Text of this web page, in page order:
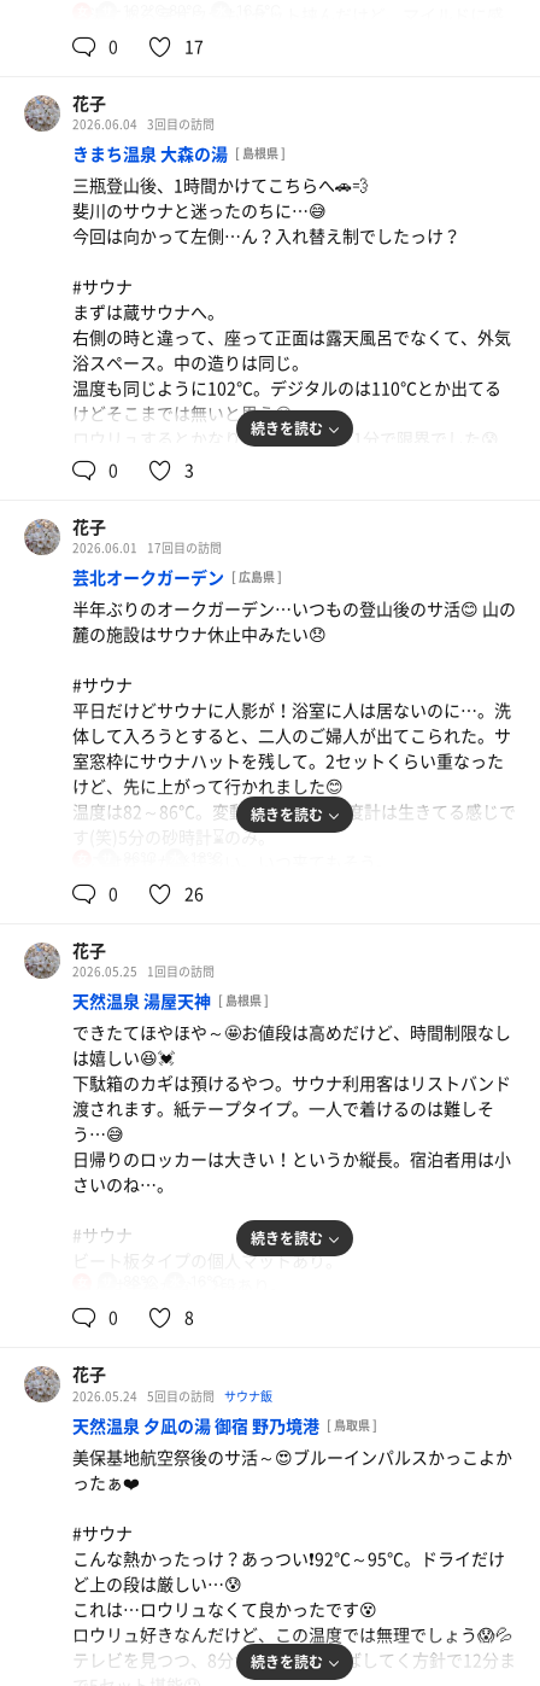
ソフトクリーム
30分毎のロウリュ、極冷水風呂と地元では体験できないサ
これ、外気浴でなるやつ…😅
#外気浴
ふらふら😵🌀しながら外へ。愛しのインフィニティで横に
なる。爽やかな風、波の音、鳥の声、体を拭かなくてもい
い気温⤴️😂
サイコーです⤴️⤴️👍️
2セット目からは水風呂でのくらくらは無くなったけどし
っかり3分入って、25℃で全身アマミ…、安上がりな体‼️
( ´∀｀)b
だって気道を通る息が冷たくなるもの…。
でも、夏には外気温高いから氷を入れてもらおう…😅投稿
見ると皆さん入れてもらってるみたいだし…😊
とにかく気持ち良かった～😍💕
少し遠いけど、ランニング&サ活…癖になりそうです🥰
オリジナル飲料(アクエリ+野菜ジュース)
じた。実際に82℃くらいだったし、ロウリュは1杯しかで
きないので。狭いから2杯したら相当熱くなるだろうとは
思われる😅
#水風呂
壺湯タイプで２つ並んでるので、お湯と間違える人もいた
😅
定期的に見回りもされていて、温度を聞いたら16.5℃との
こと。冷たいはずだ。室の後は30秒で冷えるが蔵の後は1
#休憩スペース
こっち側はベッドが１台あり、嬉しい🎵😍
ただ、雨模様だったので利用者は少なかった。私は気にせ
ず横になったけど😊
外気浴しながらの水風呂みたいな…(笑)
蔵蔵蔵室蔵蔵…外気浴が長く出来なくて3時間あまりで6セ
自分でサウナハットを蔵横に掛けておいて、サウナに入っ
てからあれ？どこ？落とした？と挙動不審になったセット
もありましたが、楽しく気持ち良く堪能😂💓
木次コーヒー牛乳美味しかった😋⤴️
遠いけど、またおじゃまします～😊
0 17
花子
2026.06.04 3回目の訪問
きまち温泉 大森の湯 [ 島根県 ]
三瓶登山後、1時間かけてこちらへ🚗💨
斐川のサウナと迷ったのちに…😅
今回は向かって左側…ん？入れ替え制でしたっけ？
#サウナ
まずは蔵サウナへ。
右側の時と違って、座って正面は露天風呂でなくて、外気
浴スペース。中の造りは同じ。
温度も同じように102℃。デジタルのは110℃とか出てる
けどそこまでは無いと思う😅
ロウリュするとかなり熱い🥵❗️10分~11分で限界でした😰
内湯側の室サウナもロウリュすると熱いけど12分は入れた
サウナハット忘れて、タオルで頭を保護しつつ、蔵室蔵室
蔵と5セット😍
#水風呂
同じ壺タイプ。
冷たくて気持ちいい❗️体感17℃？最後のセットで久しぶり
#休憩スペース
こっちにはベッドが1つと揺れる椅子が3つ。
屋根の下に揺れない椅子が1つ。
平日で人は少なめで、ベッドが使えた。2セット後は少し
うとうと。曇りでちょうどいい。
C？という感じでした。
山で失くした水筒はやはり見つからず(2週間以上前だから
ね)、諦めかつ傷心の私を癒してもらいました😌💓
回数券は半年期限でした。近くなら即購入するところで
す…😭
続きを読む
0 3
花子
2026.06.01 17回目の訪問
芸北オークガーデン [ 広島県 ]
半年ぶりのオークガーデン…いつもの登山後のサ活😊 山の
麓の施設はサウナ休止中みたい😞
#サウナ
平日だけどサウナに人影が！浴室に人は居ないのに…。洗
体して入ろうとすると、二人のご婦人が出てこられた。サ
室窓枠にサウナハットを残して。2セットくらい重なった
けど、先に上がって行かれました😊
温度は82～86℃。変動あるけど、温度計は生きてる感じで
す(笑)5分の砂時計⌛️のみ。
ストーブで設定できるの？この湿度。
小さめのストーンが少し乗ってる四角いやつなんだけ
ど…。そこら辺は全く詳しくないので、ありがたく発汗し
ておきます(笑)
10分、12分、13分(82℃だったので)。
無音、もちろんテレビ無し。でも意外に時間が経つのが早
かった😊
#水風呂
じっとしてれば2分余裕。途中で水が勢いよく出てくると
羽衣はがされてギリギリ💣️💨
20℃くらいかな～と思ったら18℃…ほんと？
いつものマイ温度計じゃないからかも…😰
#外気浴
露天風呂橫にマット敷いて座ると、なんということでしょ
う❗️風が冷たくて寒いくらい…😅体を拭く必要がなくなっ
しく短時間うとうとしてしまった😪
ここは今くらいの時期が一番いいかも…🙆
夏は水風呂がぬるめになってしまう…😰
冬は雪見風呂ができるのと、足をお湯に浸けて外気浴でき
るけどね🎵
3セット終わって、人が居ないと思って露天風呂向こう側
の縁を歩いてキャンプ場を覗く。隙間から丸見えだけど人
が居ないから大丈夫✌️
と振り向くと❗️あらま！レストランから完全に見えてる😱
💦上からだから全身丸見えですわ…営業時間じゃないから
良かったけど、お客さん居たら…😱😱😱💦見たくないもの
を見せてたかもです😵もちろんこっちも恥ずかしいけど😳
😳😳気をつけよう❗️下のキャンプ場にばかり目が行って
た…😰
続きを読む
0 26
花子
2026.05.25 1回目の訪問
天然温泉 湯屋天神 [ 島根県 ]
できたてほやほや～🤩お値段は高めだけど、時間制限なし
は嬉しい😆💓
下駄箱のカギは預けるやつ。サウナ利用客はリストバンド
渡されます。紙テープタイプ。一人で着けるのは難しそ
う…😅
日帰りのロッカーは大きい！というか縦長。宿泊者用は小
さいのね…。
#サウナ
ビート板タイプの個人マットあり。
テレビ、BGM無しの集中できる(気を紛らわせない)パター
30分毎のオートロウリュは両脇からストーンタワーの橫に
掛けられる😲‼️初めて見た❗️
15秒くらいだけど両側からだから、結構な蒸気🥵熱々です
💕新しいからか時間も正確で(←これ大事)、00時と30分。
温度は86～88℃でしっかり発汗します‼️
16℃で2段。深い方は肩近くまであります。
浅い段に座ると羽衣できる位置があることを発見して30秒
→1分。
#休憩スペース
サ室と水風呂の間に椅子が3脚。天井が高くて木がふんだ
続きを読む
0 8
花子
2026.05.24 5回目の訪問 サウナ飯
天然温泉 夕凪の湯 御宿 野乃境港 [ 鳥取県 ]
美保基地航空祭後のサ活～😍ブルーインパルスかっこよか
ったぁ❤️
#サウナ
こんな熱かったっけ？あっつい❗️92℃～95℃。ドライだけ
ど上の段は厳しい…😰
これは…ロウリュなくて良かったです😵
ロウリュ好きなんだけど、この温度では無理でしょう😱💦
テレビを見つつ、8分から1分ずつ延ばしてく方針で12分ま
続きを読む